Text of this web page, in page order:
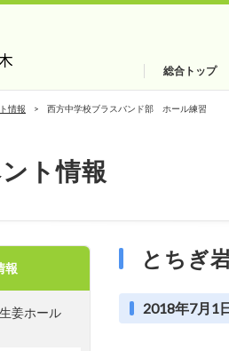
総合トップ
情報 西方中学校ブラスバンド部 ホール練習
ト情報
とちぎ
2018年7月1
報
姜ホール